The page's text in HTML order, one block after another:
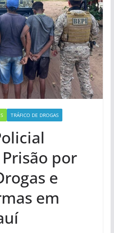
TRÁFICO DE DROGAS
por
e
em